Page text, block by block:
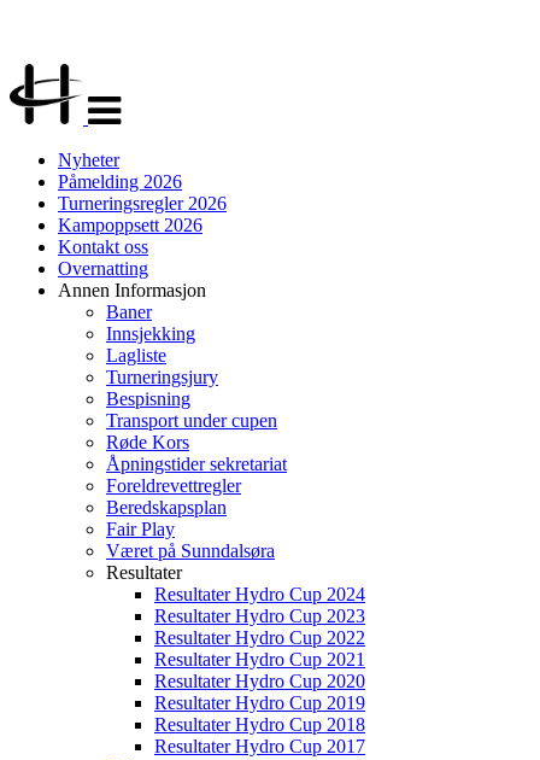
navigasjon
Nyheter
Påmelding 2026
Turneringsregler 2026
Kampoppsett 2026
Kontakt oss
Overnatting
Annen Informasjon
Baner
Innsjekking
Lagliste
Turneringsjury
Bespisning
Transport under cupen
Røde Kors
Åpningstider sekretariat
Foreldrevettregler
Beredskapsplan
Fair Play
Været på Sunndalsøra
Resultater
Resultater Hydro Cup 2024
Resultater Hydro Cup 2023
Resultater Hydro Cup 2022
Resultater Hydro Cup 2021
Resultater Hydro Cup 2020
Resultater Hydro Cup 2019
Resultater Hydro Cup 2018
Resultater Hydro Cup 2017